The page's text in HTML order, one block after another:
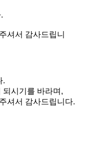
셔서 감사드립니
.
되시기를 바라며,
셔서 감사드립니다.